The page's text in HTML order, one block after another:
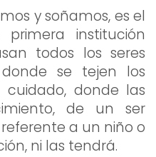
y soñamos, es el
institución
todos los seres
se tejen los
donde las
de un ser
a un niño o
ni las tendrá.